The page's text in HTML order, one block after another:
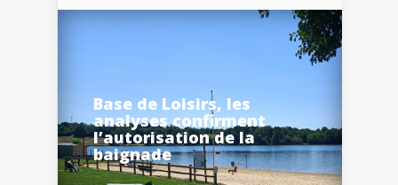
Base de Loisirs, les
analyses confirment
l’autorisation de la
baignade